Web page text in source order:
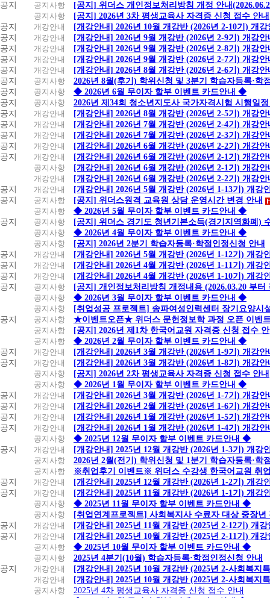
공지
공지사항
[공지] 위더스 개인정보처리방침 개정 안내
공지사항
[공지] 2026년 3차 평생교육사 자격증 신청 접수 안내
공지
개강안내
[개강안내] 2026년 10월 개강반 (2026년 2-10기) 개강
공지
개강안내
[개강안내] 2026년 9월 개강반 (2026년 2-9기) 개강안
공지
개강안내
[개강안내] 2026년 9월 개강반 (2026년 2-8기) 개강안
공지
개강안내
[개강안내] 2026년 9월 개강반 (2026년 2-7기) 개강안
공지
개강안내
[개강안내] 2026년 8월 개강반 (2026년 2-6기) 개강안
공지
공지사항
2026년 8월(후기) 학위신청 및 3분기 학습자등록·학
공지
공지사항
◆ 2026년 6월 무이자 할부 이벤트 카드안내 ◆
공지
공지사항
2026년 제34회 청소년지도사 국가자격시험 시행일
공지
개강안내
[개강안내] 2026년 8월 개강반 (2026년 2-5기) 개강안
공지
개강안내
[개강안내] 2026년 7월 개강반 (2026년 2-4기) 개강안
공지
개강안내
[개강안내] 2026년 7월 개강반 (2026년 2-3기) 개강안
공지
개강안내
[개강안내] 2026년 6월 개강반 (2026년 2-2기) 개강안
공지
개강안내
[개강안내] 2026년 6월 개강반 (2026년 2-1기) 개강안
공지사항
[개강안내] 2026년 6월 개강반 (2026년 2-1기) 개강안
개강안내
[개강안내] 2026년 6월 개강반 (2026년 2-2기) 개강안
공지
개강안내
[개강안내] 2026년 5월 개강반 (2026년 1-13기) 개강
공지
공지사항
[공지] 위더스원격 교육원 상담 운영시간 변경 안내
공지사항
◆ 2026년 5월 무이자 할부 이벤트 카드안내 ◆
공지
공지사항
[공지] 위더스 경기도 청년기본소득(경기지역화폐)
공지사항
◆ 2026년 4월 무이자 할부 이벤트 카드안내 ◆
공지사항
[공지] 2026년 2분기 학습자등록·학점인정신청 안내
공지
개강안내
[개강안내] 2026년 5월 개강반 (2026년 1-12기) 개강
공지
개강안내
[개강안내] 2026년 4월 개강반 (2026년 1-11기) 개강
공지
개강안내
[개강안내] 2026년 4월 개강반 (2026년 1-10기) 개강
공지
공지사항
[공지] 개인정보처리방침 개정내용 (2026.03.20 부터
공지사항
◆ 2026년 3월 무이자 할부 이벤트 카드안내 ◆
공지사항
[취업성공 프로젝트] 송파여성인력센터 장기요양시
공지
공지사항
★이벤트오픈★ 위더스 문헌정보학 과정 오픈 이벤
공지사항
[공지] 2026년 제1차 한국어교원 자격증 신청 접수
공지사항
◆ 2026년 2월 무이자 할부 이벤트 카드안내 ◆
공지
개강안내
[개강안내] 2026년 3월 개강반 (2026년 1-9기) 개강안
공지
개강안내
[개강안내] 2026년 3월 개강반 (2026년 1-8기) 개강안
공지사항
[공지] 2026년 2차 평생교육사 자격증 신청 접수 안내
공지사항
◆ 2026년 1월 무이자 할부 이벤트 카드안내 ◆
공지
개강안내
[개강안내] 2026년 3월 개강반 (2026년 1-7기) 개강안
공지
개강안내
[개강안내] 2026년 2월 개강반 (2026년 1-6기) 개강안
공지
개강안내
[개강안내] 2026년 1월 개강반 (2026년 1-5기) 개강안
공지
개강안내
[개강안내] 2026년 1월 개강반 (2026년 1-4기) 개강안
공지사항
◆ 2025년 12월 무이자 할부 이벤트 카드안내 ◆
공지
개강안내
[개강안내] 2025년 12월 개강반 (2026년 1-3기) 개강
공지사항
2026년 2월(전기) 학위신청 및 1분기 학습자등록·학
공지사항
※취업후기 이벤트※ 위더스 수강생 한국어교원 취
공지
개강안내
[개강안내] 2025년 12월 개강반 (2026년 1-2기) 개강
공지
개강안내
[개강안내] 2025년 11월 개강반 (2026년 1-1기) 개강
공지사항
◆ 2025년 11월 무이자 할부 이벤트 카드안내 ◆
공지사항
[취업연계프로젝트] 사회복지사 수료자 대상 중장
공지
개강안내
[개강안내] 2025년 11월 개강반 (2025년 2-12기) 개강
공지
개강안내
[개강안내] 2025년 10월 개강반 (2025년 2-11기) 개강
공지사항
◆ 2025년 10월 무이자 할부 이벤트 카드안내 ◆
공지사항
2025년 4분기(10월) 학습자등록·학점인정신청 안내
공지
개강안내
[개강안내] 2025년 10월 개강반 (2025년 2-사회복지
개강안내
[개강안내] 2025년 10월 개강반 (2025년 2-사회복지
공지사항
2025년 4차 평생교육사 자격증 신청 접수 안내